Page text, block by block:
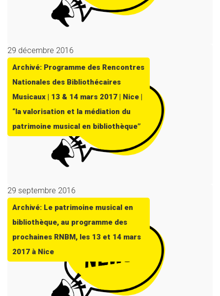
29 décembre 2016
Archivé: Programme des Rencontres
Nationales des Bibliothécaires
Musicaux | 13 & 14 mars 2017 | Nice |
“la valorisation et la médiation du
patrimoine musical en bibliothèque”
29 septembre 2016
Archivé: Le patrimoine musical en
bibliothèque, au programme des
prochaines RNBM, les 13 et 14 mars
2017 à Nice